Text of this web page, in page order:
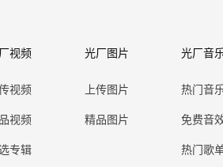
视频
视频
视频
专辑
光厂图片
上传图片
精品图片
光厂音
热门音
免费音
热门歌